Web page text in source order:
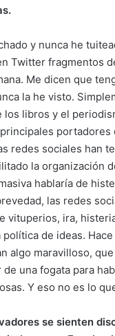
y nunca he
Twitter fragmentos
Me dicen que
la he visto.
los libros y el
portadores
redes sociales han
la organización
hablaría de
las redes
vituperios, ira,
de ideas.
algo maravilloso,
una fogata para
Y eso no es lo
se sienten